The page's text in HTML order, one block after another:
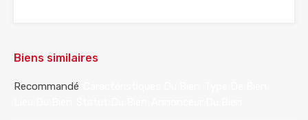
Biens similaires
Recommandé